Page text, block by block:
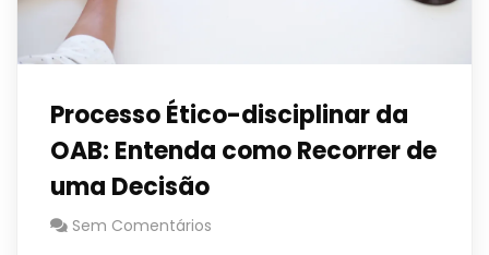
Processo Ético-disciplinar da
OAB: Entenda como Recorrer de
uma Decisão
Sem Comentários